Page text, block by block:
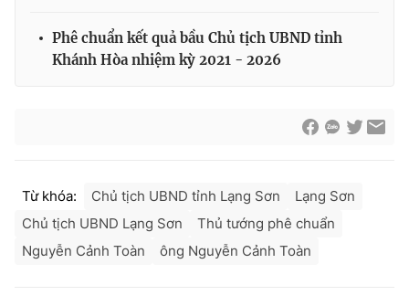
thông tin từ website này.
Phê chuẩn kết quả bầu Chủ tịch UBND tỉnh
Khánh Hòa nhiệm kỳ 2021 - 2026
Từ khóa: Chủ tịch UBND tỉnh Lạng Sơn
Lạng Sơn
Chủ tịch UBND Lạng Sơn
Thủ tướng phê chuẩn
Nguyễn Cảnh Toàn
ông Nguyễn Cảnh Toàn